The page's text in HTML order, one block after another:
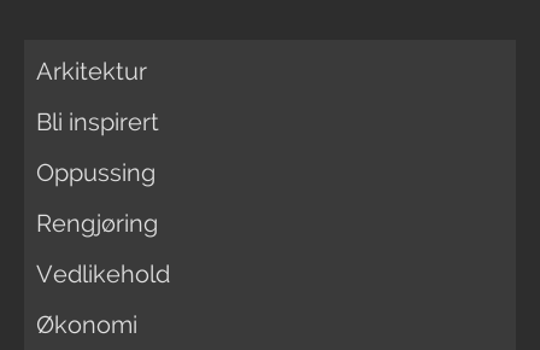
Arkitektur
Bli inspirert
Oppussing
Rengjøring
Vedlikehold
Økonomi